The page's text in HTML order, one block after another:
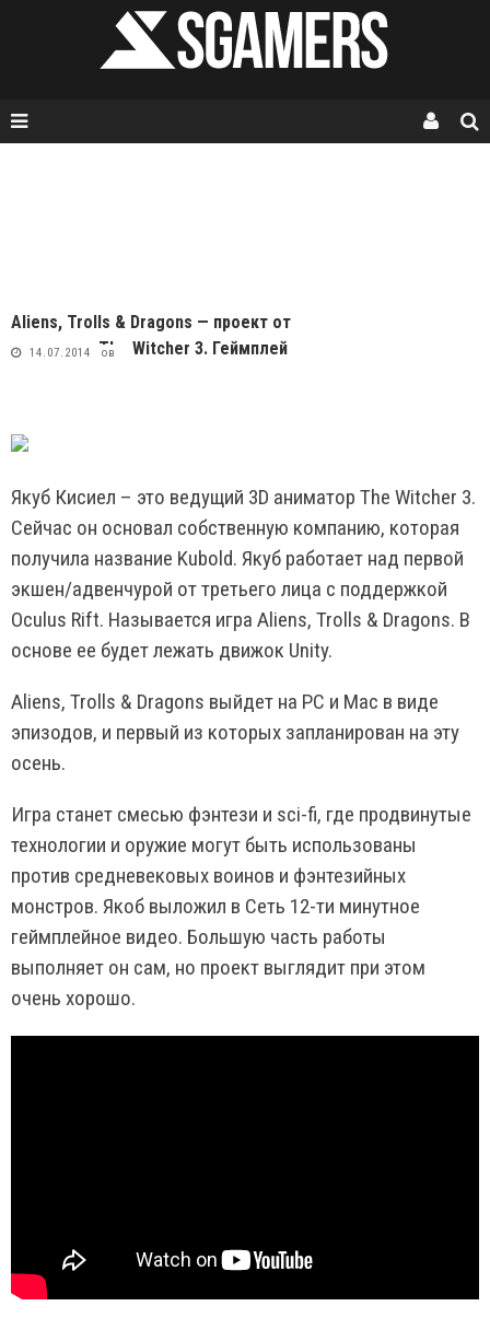
Aliens, Trolls & Dragons — проект от
аниматора The Witcher 3. Геймплей
Стас Кирамов
14.07.2014
Якуб Кисиел – это ведущий 3D аниматор The Witcher 3.
Сейчас он основал собственную компанию, которая
получила название Kubold. Якуб работает над первой
экшен/адвенчурой от третьего лица с поддержкой
Oculus Rift. Называется игра Aliens, Trolls & Dragons. В
основе ее будет лежать движок Unity.
Aliens, Trolls & Dragons выйдет на PC и Mac в виде
эпизодов, и первый из которых запланирован на эту
осень.
Игра станет смесью фэнтези и sci-fi, где продвинутые
технологии и оружие могут быть использованы
против средневековых воинов и фэнтезийных
монстров. Якоб выложил в Сеть 12-ти минутное
геймплейное видео. Большую часть работы
выполняет он сам, но проект выглядит при этом
очень хорошо.